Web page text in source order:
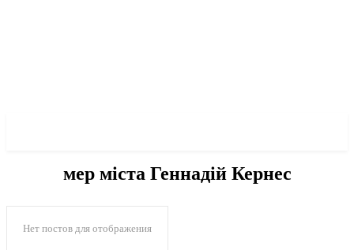
мер міста Геннадій Кернес
Нет постов для отображения